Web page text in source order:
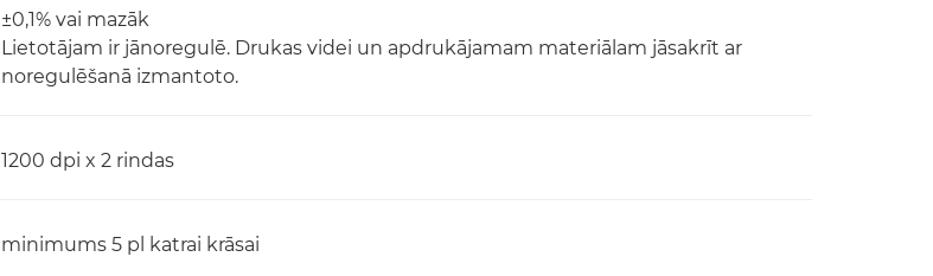
±0,1% vai mazāk
Lietotājam ir jānoregulē. Drukas videi un apdrukājamam materiālam jāsakrīt ar
noregulēšanā izmantoto.
1200 dpi x 2 rindas
minimums 5 pl katrai krāsai